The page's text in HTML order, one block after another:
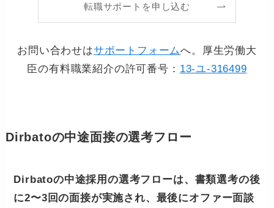
転職サポートを申し込む
お問い合わせはサポートフォームへ。厚生労働大
臣の有料職業紹介の許可番号： 13-ユ-316499
Dirbatoの中途面接の選考フロー
Dirbatoの中途採用の選考フローは、書類選考の後
に2〜3回の面接が実施され、最後にオファー面談